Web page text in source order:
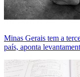
Minas Gerais tem a
país, aponta